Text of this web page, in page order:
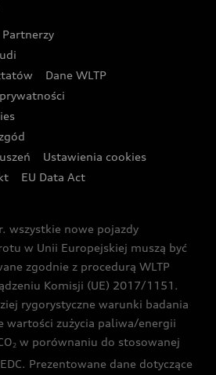
Partnera Audi
w Warszawie
Skokach Narciarskich w
Partnerzy
Dane WLTP
Ustawienia cookies
EU Data Act
wszystkie nowe pojazdy
w Unii Europejskiej muszą być
zgodnie z procedurą WLTP
Komisji (UE) 2017/1151.
rygorystyczne warunki badania
wartości zużycia paliwa/energii
2 w porównaniu do stosowanej
Prezentowane dane dotyczące